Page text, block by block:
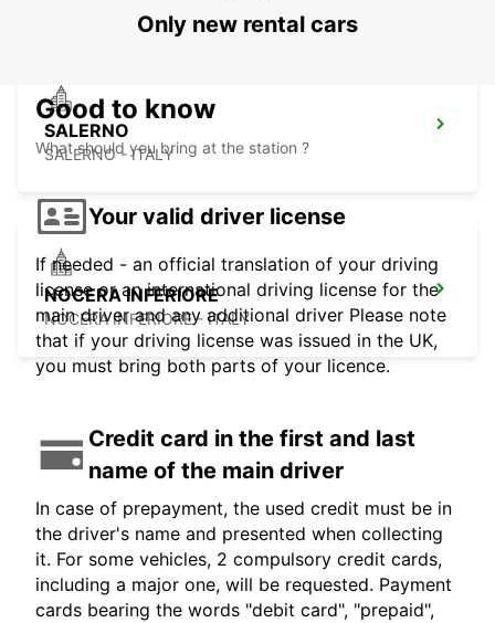
SALERNO
SALERNO - ITALY
NOCERA INFERIORE
NOCERA INFERIORE - ITALY
Only new rental cars
Good to know
What should you bring at the station ?
Your valid driver license
If needed - an official translation of your driving
license or an international driving license for the
main driver and any additional driver Please note
that if your driving license was issued in the UK,
you must bring both parts of your licence.
Credit card in the first and last
name of the main driver
In case of prepayment, the used credit must be in
the driver's name and presented when collecting
it. For some vehicles, 2 compulsory credit cards,
including a major one, will be requested. Payment
cards bearing the words "debit card", "prepaid",